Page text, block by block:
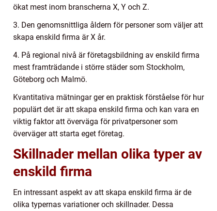
ökat mest inom branscherna X, Y och Z.
3. Den genomsnittliga åldern för personer som väljer att
skapa enskild firma är X år.
4. På regional nivå är företagsbildning av enskild firma
mest framträdande i större städer som Stockholm,
Göteborg och Malmö.
Kvantitativa mätningar ger en praktisk förståelse för hur
populärt det är att skapa enskild firma och kan vara en
viktig faktor att överväga för privatpersoner som
överväger att starta eget företag.
Skillnader mellan olika typer av
enskild firma
En intressant aspekt av att skapa enskild firma är de
olika typernas variationer och skillnader. Dessa